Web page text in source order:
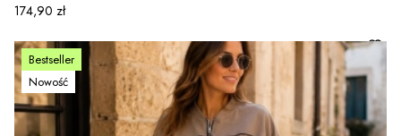
Cena
174,90 zł
Bestseller
Nowość